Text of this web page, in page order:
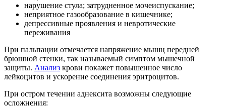
нарушение стула; затрудненное мочеиспускание;
неприятное газообразование в кишечнике;
депрессивные проявления и невротические
переживания
При пальпации отмечается напряжение мышц передней
брюшной стенки, так называемый симптом мышечной
защиты. Анализ крови покажет повышенное число
лейкоцитов и ускорение соединения эритроцитов.
При остром течении аднексита возможны следующие
осложнения: